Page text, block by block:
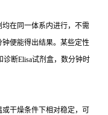
在同一体系内进行，不需
便能得出结果。某些定性
诊断Elisa试剂盒，数分钟时
干燥条件下相对稳定，可